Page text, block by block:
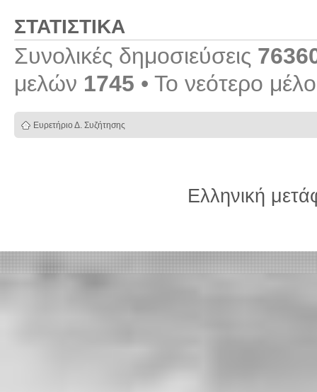
ΣΤΑΤΙΣΤΙΚΆ
Συνολικές δημοσιεύσεις
μελών 1745 • Το νεότερο
Ευρετήριο Δ. Συζήτησης
Ελληνική